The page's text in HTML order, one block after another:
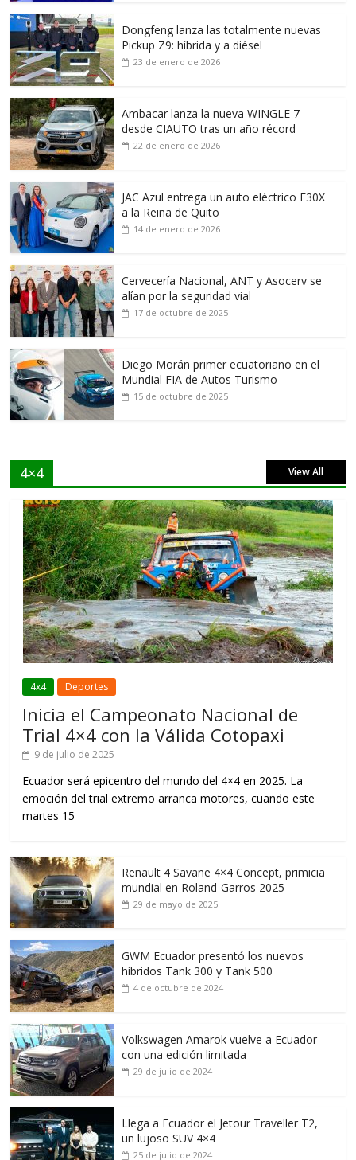
Dongfeng lanza las totalmente nuevas
Pickup Z9: híbrida y a diésel
23 de enero de 2026
Ambacar lanza la nueva WINGLE 7
desde CIAUTO tras un año récord
22 de enero de 2026
JAC Azul entrega un auto eléctrico E30X
a la Reina de Quito
14 de enero de 2026
Cervecería Nacional, ANT y Asocerv se
alían por la seguridad vial
17 de octubre de 2025
Diego Morán primer ecuatoriano en el
Mundial FIA de Autos Turismo
15 de octubre de 2025
4×4 View All
4x4 Deportes
Inicia el Campeonato Nacional de
Trial 4×4 con la Válida Cotopaxi
9 de julio de 2025
Ecuador será epicentro del mundo del 4×4 en 2025. La
emoción del trial extremo arranca motores, cuando este
martes 15
Renault 4 Savane 4×4 Concept, primicia
mundial en Roland-Garros 2025
29 de mayo de 2025
GWM Ecuador presentó los nuevos
híbridos Tank 300 y Tank 500
4 de octubre de 2024
Volkswagen Amarok vuelve a Ecuador
con una edición limitada
29 de julio de 2024
Llega a Ecuador el Jetour Traveller T2,
un lujoso SUV 4×4
25 de julio de 2024